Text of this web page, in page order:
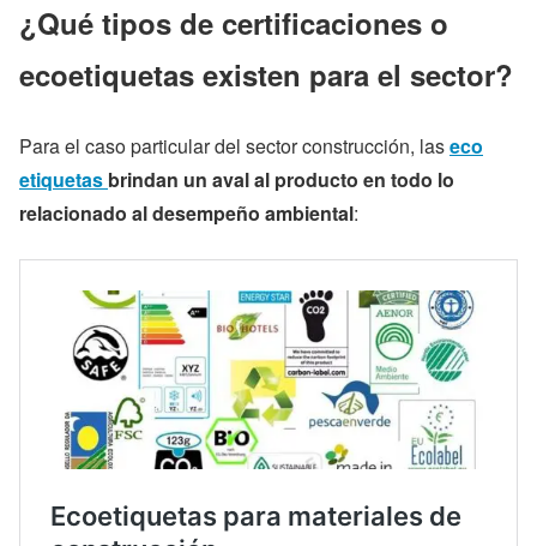
¿Qué tipos de certificaciones o
ecoetiquetas existen para el sector?
Para el caso particular del sector construcción, laseco
etiquetas brindan un aval al producto en todo lo
relacionado al desempeño ambiental: